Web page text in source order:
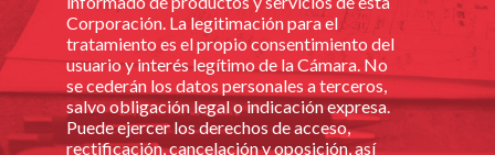
Corporación. La legitimación para el
tratamiento es el propio consentimiento del
usuario y interés legítimo de la Cámara. No
se cederán los datos personales a terceros,
salvo obligación legal o indicación expresa.
Puede ejercer los derechos de acceso,
rectificación, cancelación y oposición, así